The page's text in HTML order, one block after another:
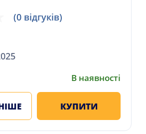
(0 відгуків)
В наявності
КУПИТИ